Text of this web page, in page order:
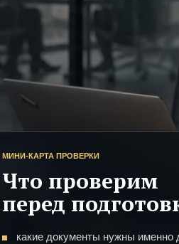
МИНИ-КАРТА ПРОВЕРКИ
Что проверим
перед
какие документы нужны именно